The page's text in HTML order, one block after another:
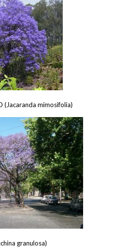
(Jacaranda mimosifolia)
granulosa)